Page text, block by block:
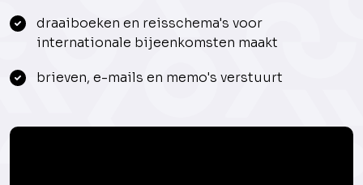
draaiboeken en reisschema's voor
internationale bijeenkomsten maakt
brieven, e-mails en memo's verstuurt